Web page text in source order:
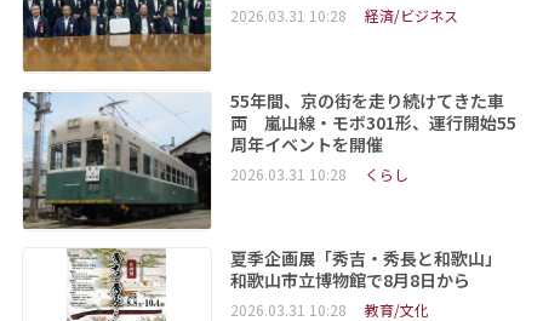
2026.03.31 10:28 経済/ビジネス
55年間、京の街を走り続けてきた車
両 嵐山線・モボ301形、運行開始55
周年イベントを開催
2026.03.31 10:28 くらし
夏季企画展「秀吉・秀長と和歌山」
和歌山市立博物館で8月8日から
2026.03.31 10:28 教育/文化